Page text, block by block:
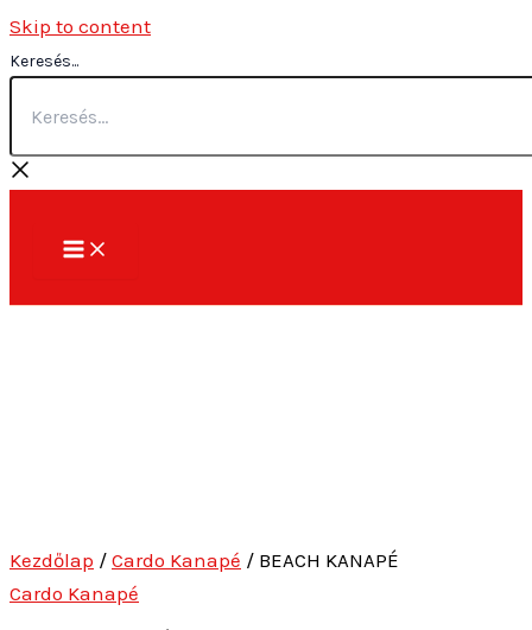
Skip to content
Keresés...
Kezdőlap / Cardo Kanapé / BEACH KANAPÉ
Cardo Kanapé